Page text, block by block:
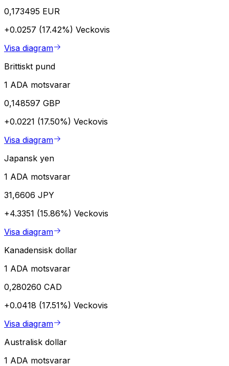
0,173495 EUR
+0.0257 (17.42%) Veckovis
Visa diagram
Brittiskt pund
1 ADA motsvarar
0,148597 GBP
+0.0221 (17.50%) Veckovis
Visa diagram
Japansk yen
1 ADA motsvarar
31,6606 JPY
+4.3351 (15.86%) Veckovis
Visa diagram
Kanadensisk dollar
1 ADA motsvarar
0,280260 CAD
+0.0418 (17.51%) Veckovis
Visa diagram
Australisk dollar
1 ADA motsvarar